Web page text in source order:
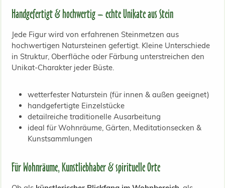
Handgefertigt & hochwertig – echte Unikate aus Stein
Jede Figur wird von erfahrenen Steinmetzen aus
hochwertigen Natursteinen gefertigt. Kleine Unterschiede
in Struktur, Oberfläche oder Färbung unterstreichen den
Unikat-Charakter jeder Büste.
wetterfester Naturstein (für innen & außen geeignet)
handgefertigte Einzelstücke
detailreiche traditionelle Ausarbeitung
ideal für Wohnräume, Gärten, Meditationsecken &
Kunstsammlungen
Für Wohnräume, Kunstliebhaber & spirituelle Orte